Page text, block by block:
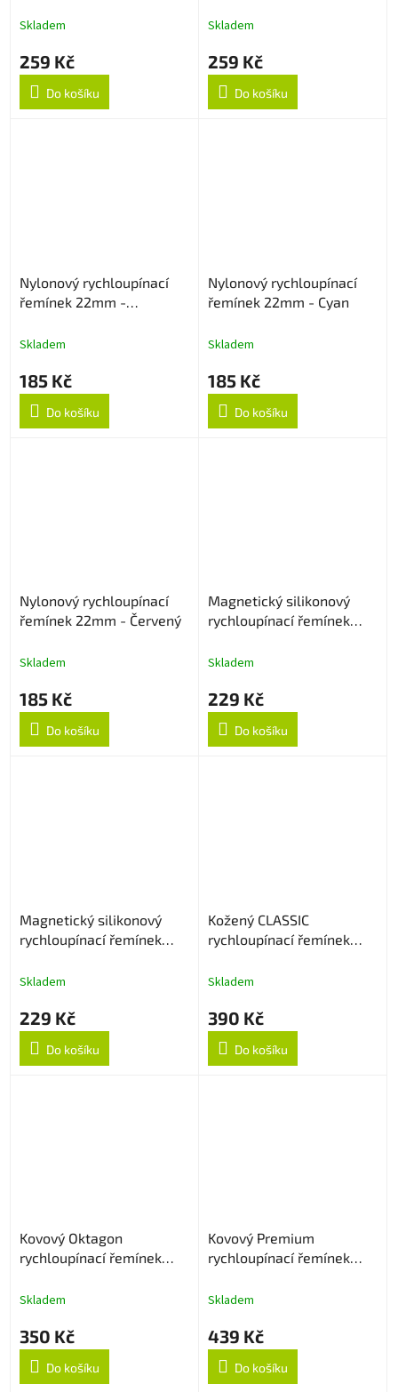
Skladem
259 Kč
Do košíku
Skladem
259 Kč
Do košíku
Nylonový rychloupínací
řemínek 22mm -
Skladem
185 Kč
Do košíku
Nylonový rychloupínací
řemínek 22mm - Cyan
Skladem
185 Kč
Do košíku
Nylonový rychloupínací
řemínek 22mm - Červený
Skladem
185 Kč
Do košíku
Magnetický silikonový
rychloupínací řemínek
Skladem
229 Kč
Do košíku
Magnetický silikonový
rychloupínací řemínek
Skladem
229 Kč
Do košíku
Kožený CLASSIC
rychloupínací řemínek
Skladem
390 Kč
Do košíku
Kovový Oktagon
rychloupínací řemínek
Skladem
350 Kč
Do košíku
Kovový Premium
rychloupínací řemínek
Skladem
439 Kč
Do košíku